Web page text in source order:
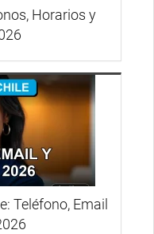
Horarios y
Teléfono, Email